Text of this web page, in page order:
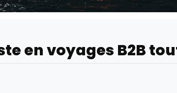
en voyages B2B